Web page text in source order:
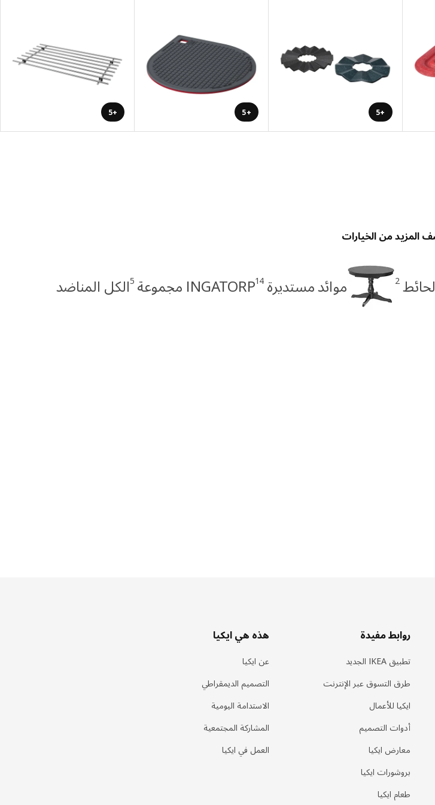
+5
+5
+5
المزيد من الخيارات
2 موائد مستديرة 14INGATORP مجموعة 5الكل المناضد
روابط مفيدة
تطبيق IKEA الجديد
طرق التسوق عبر الإنترنت
ايكيا للأعمال
أدوات التصميم
معارض ايكيا
بروشورات ايكيا
طعام ايكيا
هذه هي ايكيا
عن ايكيا
التصميم الديمقراطي
الاستدامة اليومية
المشاركة المجتمعية
العمل في ايكيا